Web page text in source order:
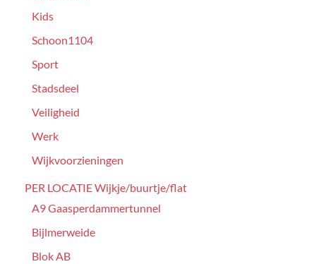
Kids
Schoon1104
Sport
Stadsdeel
Veiligheid
Werk
Wijkvoorzieningen
PER LOCATIE Wijkje/buurtje/flat
A9 Gaasperdammertunnel
Bijlmerweide
Blok AB